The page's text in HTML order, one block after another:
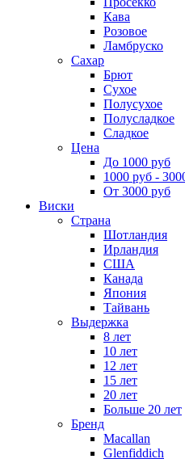
Кава
Розовое
Ламбруско
Сахар
Брют
Сухое
Полусухое
Полусладкое
Сладкое
Цена
До 1000 руб
1000 руб -
От 3000 руб
Виски
Страна
Шотландия
Ирландия
США
Канада
Япония
Тайвань
Выдержка
8 лет
10 лет
12 лет
15 лет
20 лет
Больше 20 лет
Бренд
Macallan
Glenfiddich